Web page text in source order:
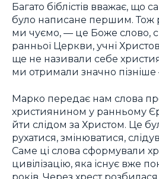
Багато біблістів вважає, що
було написане першим. Тож
ми чуємо, — це Боже слово,
ранньої Церкви, учні
ще не називали себе
ми отримали значно пізніше
Марко передає нам слова
християнином у ранньому
йти слідом за Христом. Це
рухатися, змінюватися,
Саме ці слова сформували
цивілізацію, яка існує вже
років. Через хрест